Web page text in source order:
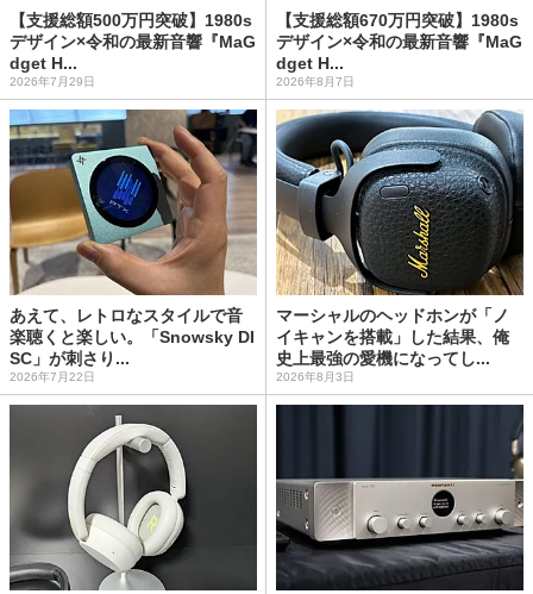
【支援総額500万円突破】1980s
デザイン×令和の最新音響『MaG
dget H...
2026年7月29日
【支援総額670万円突破】1980s
デザイン×令和の最新音響『MaG
dget H...
2026年8月7日
あえて、レトロなスタイルで音
楽聴くと楽しい。「Snowsky DI
SC」が刺さり...
2026年7月22日
マーシャルのヘッドホンが「ノ
イキャンを搭載」した結果、俺
史上最強の愛機になってし...
2026年8月3日